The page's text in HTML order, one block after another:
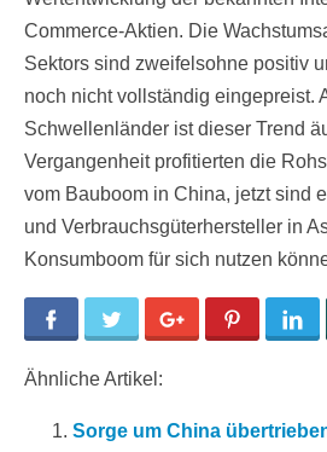
Commerce-Aktien. Die
Sektors sind zweifelsohne positiv
noch nicht vollständig eingepreist.
Schwellenländer ist dieser Trend
Vergangenheit profitierten die
vom Bauboom in China, jetzt sind
und Verbrauchsgüterhersteller in
Konsumboom für sich nutzen
Facebook Twitter Google+ Pinterest
Ähnliche Artikel:
Sorge um China